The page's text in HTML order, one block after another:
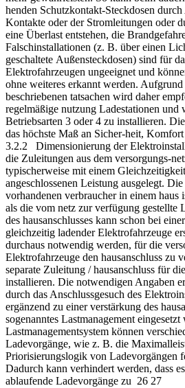
henden Schutzkontakt-Steckdosen
Kontakte oder der Stromleitungen oder
eine Überlast entstehen, die
Falschinstallationen (z. B. über einen
geschaltete Außensteckdosen) sind für
Elektrofahrzeugen ungeeignet und
ohne weiteres erkannt werden.
beschriebenen tatsachen wird daher
regelmäßige nutzung Ladestationen und
Betriebsarten 3 oder 4 zu installieren.
das höchste Maß an Sicher-heit,
3.2.2 Dimensionierung der
die Zuleitungen aus dem versorgungs-
typischerweise mit einem
angeschlossenen Leistung ausgelegt.
vorhandenen verbraucher in einem haus
als die vom netz zur verfügung gestellte
des hausanschlusses kann schon bei
gleichzeitig ladender Elektrofahrzeuge
durchaus notwendig werden, für die
Elektrofahrzeuge den hausanschluss zu
separate Zuleitung / hausanschluss für
installieren. Die notwendigen Angaben
durch das Anschlussgesuch des
ergänzend zu einer verstärkung des
sogenanntes Lastmanagement
Lastmanagementsystem können
Ladevorgänge, wie z. B. die
Priorisierungslogik von Ladevorgängen
Dadurch kann verhindert werden, dass
ablaufende Ladevorgänge zu 26 27